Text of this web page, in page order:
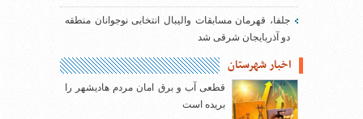
جلفا، قهرمان مسابقات والیبال انتخابی نوجوانان منطقه
دو آذربایجان شرقی شد
اخبار شهرستان
قطعی آب و برق امان مردم هادیشهر را
بریده است